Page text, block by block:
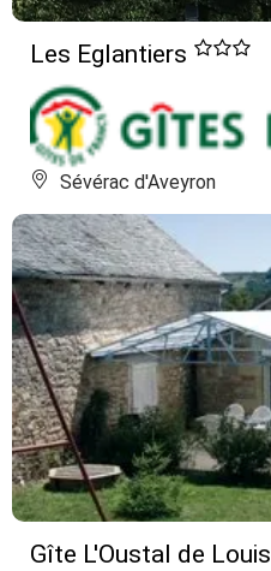
Les Eglantiers
Sévérac d'Aveyron
Gîte L'Oustal de Louis